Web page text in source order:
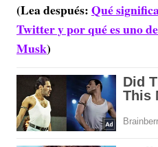
(Lea después:Qué
Twitter y por qué es uno
Musk)